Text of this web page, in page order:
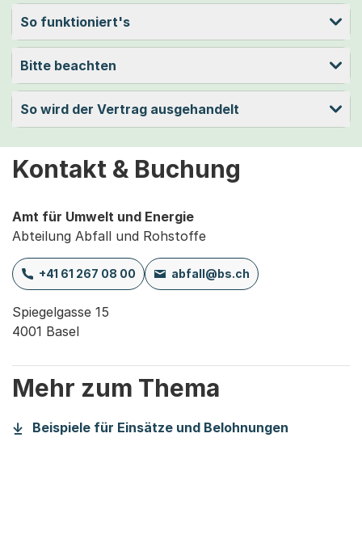
So funktioniert's
Bitte beachten
So wird der Vertrag ausgehandelt
Kontakt & Buchung
Amt für Umwelt und Energie
Abteilung Abfall und Rohstoffe
+41 61 267 08 00 abfall@bs.ch
Spiegelgasse 15
4001 Basel
Mehr zum Thema
Beispiele für Einsätze und Belohnungen